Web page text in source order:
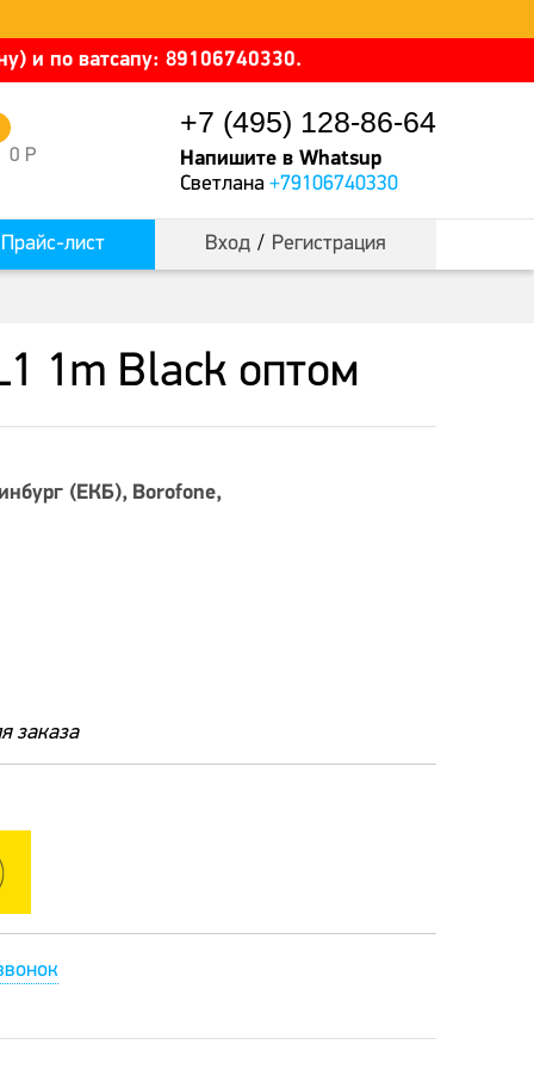
и по ватсапу: 89106740330.
0 Р
+7 (495) 128-86-64
Напишите в Whatsup
Светлана +79106740330
Прайс-лист Вход / Регистрация
1m Black оптом
(ЕКБ) Borofone
заказа